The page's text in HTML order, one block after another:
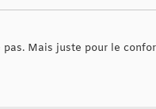
Mais juste pour le